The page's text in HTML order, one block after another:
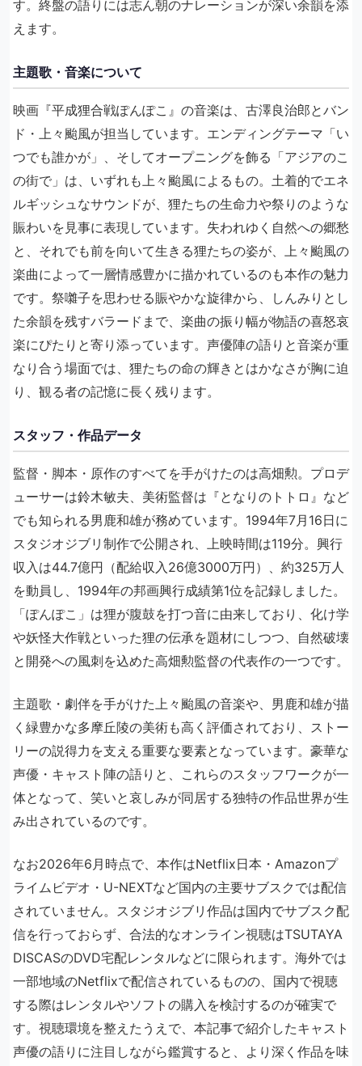
す。終盤の語りには志ん朝のナレーションが深い余韻を添
えます。
主題歌・音楽について
映画『平成狸合戦ぽんぽこ』の音楽は、古澤良治郎とバン
ド・上々颱風が担当しています。エンディングテーマ「い
つでも誰かが」、そしてオープニングを飾る「アジアのこ
の街で」は、いずれも上々颱風によるもの。土着的でエネ
ルギッシュなサウンドが、狸たちの生命力や祭りのような
賑わいを見事に表現しています。失われゆく自然への郷愁
と、それでも前を向いて生きる狸たちの姿が、上々颱風の
楽曲によって一層情感豊かに描かれているのも本作の魅力
です。祭囃子を思わせる賑やかな旋律から、しんみりとし
た余韻を残すバラードまで、楽曲の振り幅が物語の喜怒哀
楽にぴたりと寄り添っています。声優陣の語りと音楽が重
なり合う場面では、狸たちの命の輝きとはかなさが胸に迫
り、観る者の記憶に長く残ります。
スタッフ・作品データ
監督・脚本・原作のすべてを手がけたのは高畑勲。プロデ
ューサーは鈴木敏夫、美術監督は『となりのトトロ』など
でも知られる男鹿和雄が務めています。1994年7月16日に
スタジオジブリ制作で公開され、上映時間は119分。興行
収入は44.7億円（配給収入26億3000万円）、約325万人
を動員し、1994年の邦画興行成績第1位を記録しました。
「ぽんぽこ」は狸が腹鼓を打つ音に由来しており、化け学
や妖怪大作戦といった狸の伝承を題材にしつつ、自然破壊
と開発への風刺を込めた高畑勲監督の代表作の一つです。
主題歌・劇伴を手がけた上々颱風の音楽や、男鹿和雄が描
く緑豊かな多摩丘陵の美術も高く評価されており、ストー
リーの説得力を支える重要な要素となっています。豪華な
声優・キャスト陣の語りと、これらのスタッフワークが一
体となって、笑いと哀しみが同居する独特の作品世界が生
み出されているのです。
なお2026年6月時点で、本作はNetflix日本・Amazonプ
ライムビデオ・U-NEXTなど国内の主要サブスクでは配信
されていません。スタジオジブリ作品は国内でサブスク配
信を行っておらず、合法的なオンライン視聴はTSUTAYA
DISCASのDVD宅配レンタルなどに限られます。海外では
一部地域のNetflixで配信されているものの、国内で視聴
する際はレンタルやソフトの購入を検討するのが確実で
す。視聴環境を整えたうえで、本記事で紹介したキャスト
声優の語りに注目しながら鑑賞すると、より深く作品を味